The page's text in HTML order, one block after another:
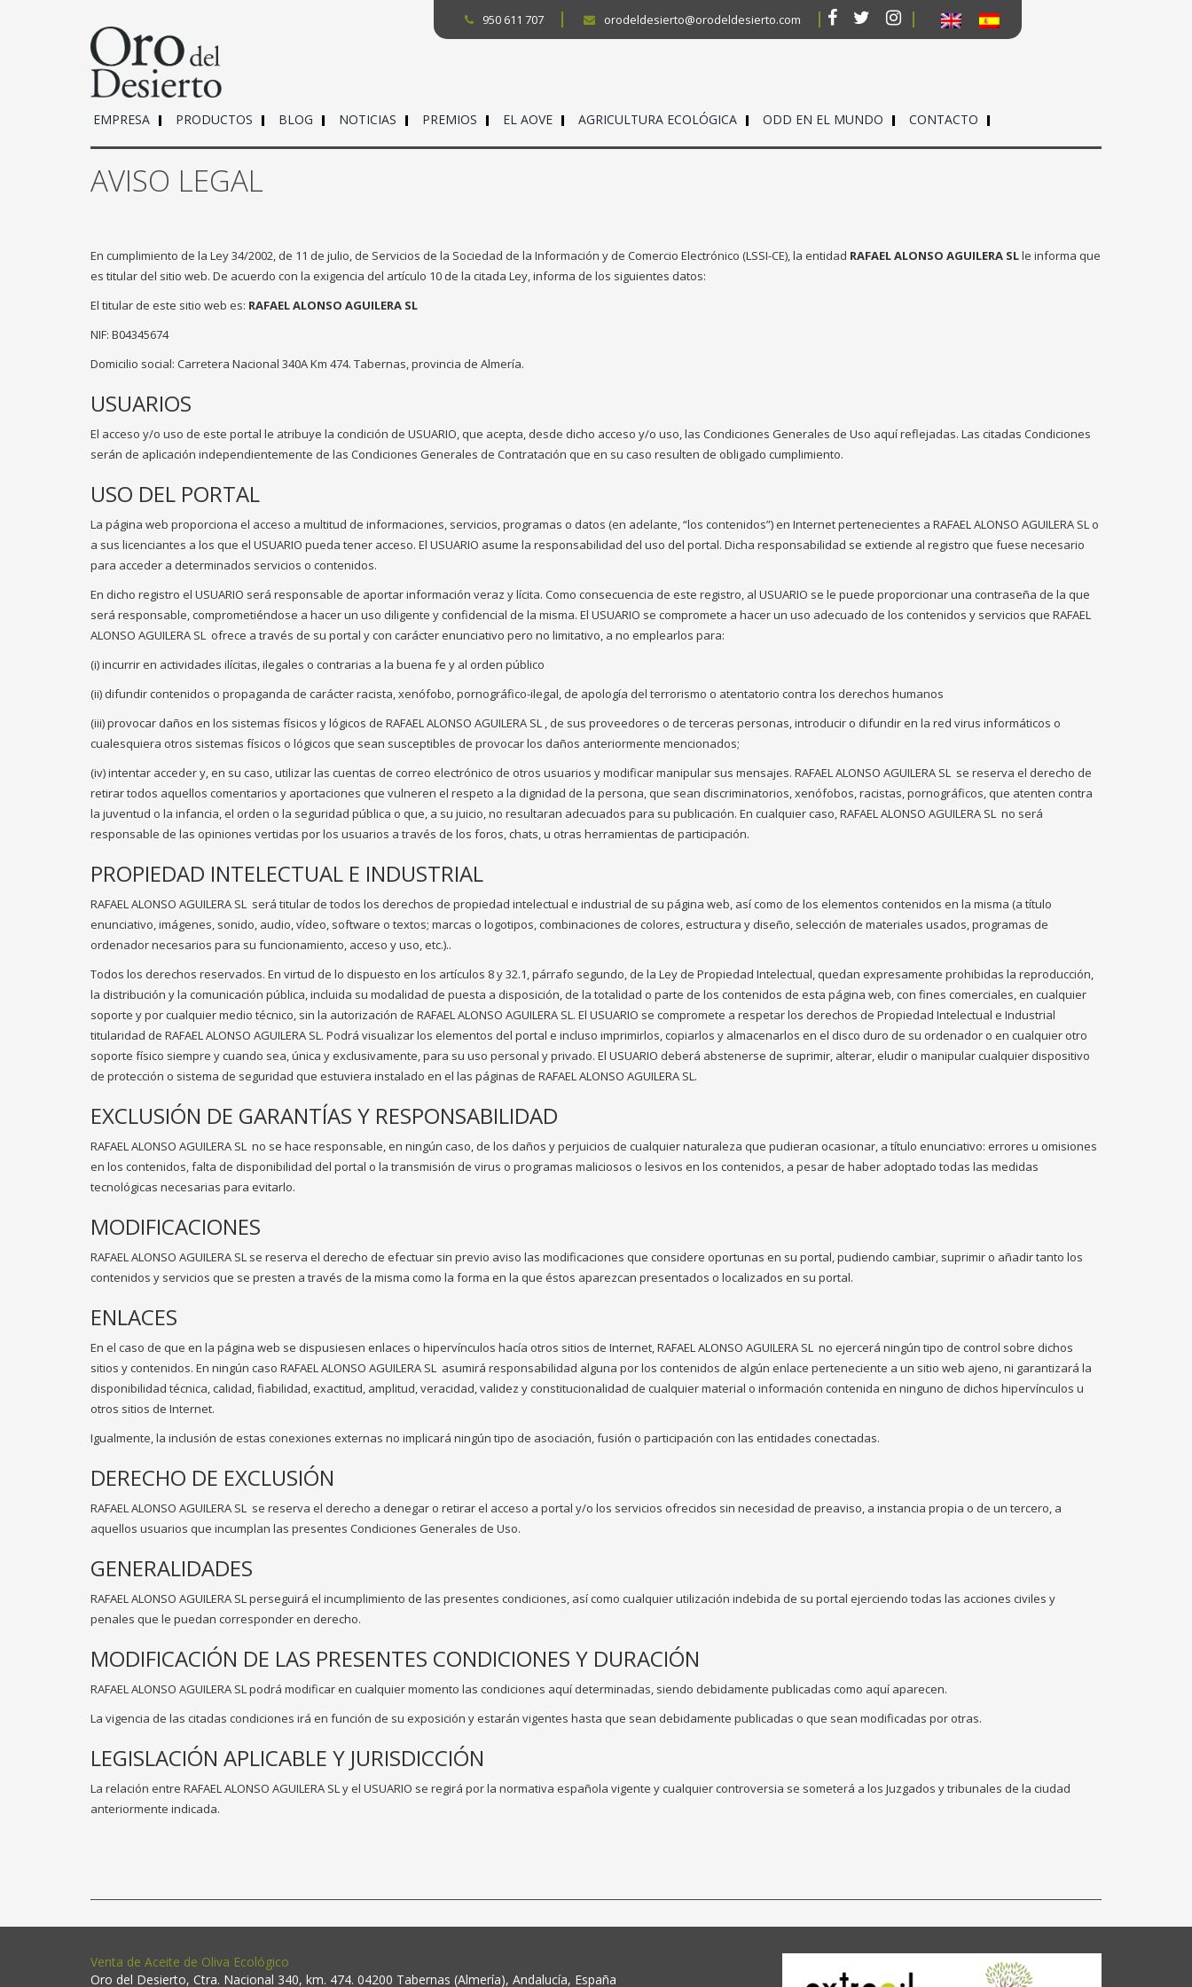
950 611 707 orodeldesierto@orodeldesierto.com
EMPRESA PRODUCTOS BLOG NOTICIAS PREMIOS EL AOVE AGRICULTURA ECOLÓGICA ODD EN EL MUNDO CONTACTO
AVISO LEGAL
En cumplimiento de la Ley 34/2002, de 11 de julio, de Servicios de la Sociedad de la Información y de Comercio Electrónico (LSSI-CE), la entidad RAFAEL ALONSO AGUILERA SLle informa que
es titular del sitio web. De acuerdo con la exigencia del artículo 10 de la citada Ley, informa de los siguientes datos:
El titular de este sitio web es: RAFAEL ALONSO AGUILERA SL
NIF: B04345674
Domicilio social: Carretera Nacional 340A Km 474. Tabernas, provincia de Almería.
USUARIOS
El acceso y/o uso de este portal le atribuye la condición de USUARIO, que acepta, desde dicho acceso y/o uso, las Condiciones Generales de Uso aquí reflejadas. Las citadas Condiciones
serán de aplicación independientemente de las Condiciones Generales de Contratación que en su caso resulten de obligado cumplimiento.
USO DEL PORTAL
La página web proporciona el acceso a multitud de informaciones, servicios, programas o datos (en adelante, “los contenidos”) en Internet pertenecientes a RAFAEL ALONSO AGUILERA SL o
a sus licenciantes a los que el USUARIO pueda tener acceso. El USUARIO asume la responsabilidad del uso del portal. Dicha responsabilidad se extiende al registro que fuese necesario
para acceder a determinados servicios o contenidos.
En dicho registro el USUARIO será responsable de aportar información veraz y lícita. Como consecuencia de este registro, al USUARIO se le puede proporcionar una contraseña de la que
será responsable, comprometiéndose a hacer un uso diligente y confidencial de la misma. El USUARIO se compromete a hacer un uso adecuado de los contenidos y servicios que RAFAEL
ALONSO AGUILERA SL ofrece a través de su portal y con carácter enunciativo pero no limitativo, a no emplearlos para:
(i) incurrir en actividades ilícitas, ilegales o contrarias a la buena fe y al orden público
(ii) difundir contenidos o propaganda de carácter racista, xenófobo, pornográfico-ilegal, de apología del terrorismo o atentatorio contra los derechos humanos
(iii) provocar daños en los sistemas físicos y lógicos de RAFAEL ALONSO AGUILERA SL , de sus proveedores o de terceras personas, introducir o difundir en la red virus informáticos o
cualesquiera otros sistemas físicos o lógicos que sean susceptibles de provocar los daños anteriormente mencionados;
(iv) intentar acceder y, en su caso, utilizar las cuentas de correo electrónico de otros usuarios y modificar manipular sus mensajes. RAFAEL ALONSO AGUILERA SL se reserva el derecho de
retirar todos aquellos comentarios y aportaciones que vulneren el respeto a la dignidad de la persona, que sean discriminatorios, xenófobos, racistas, pornográficos, que atenten contra
la juventud o la infancia, el orden o la seguridad pública o que, a su juicio, no resultaran adecuados para su publicación. En cualquier caso, RAFAEL ALONSO AGUILERA SL no será
responsable de las opiniones vertidas por los usuarios a través de los foros, chats, u otras herramientas de participación.
PROPIEDAD INTELECTUAL E INDUSTRIAL
RAFAEL ALONSO AGUILERA SL será titular de todos los derechos de propiedad intelectual e industrial de su página web, así como de los elementos contenidos en la misma (a título
enunciativo, imágenes, sonido, audio, vídeo, software o textos; marcas o logotipos, combinaciones de colores, estructura y diseño, selección de materiales usados, programas de
ordenador necesarios para su funcionamiento, acceso y uso, etc.)..
Todos los derechos reservados. En virtud de lo dispuesto en los artículos 8 y 32.1, párrafo segundo, de la Ley de Propiedad Intelectual, quedan expresamente prohibidas la reproducción,
la distribución y la comunicación pública, incluida su modalidad de puesta a disposición, de la totalidad o parte de los contenidos de esta página web, con fines comerciales, en cualquier
soporte y por cualquier medio técnico, sin la autorización de RAFAEL ALONSO AGUILERA SL. El USUARIO se compromete a respetar los derechos de Propiedad Intelectual e Industrial
titularidad de RAFAEL ALONSO AGUILERA SL. Podrá visualizar los elementos del portal e incluso imprimirlos, copiarlos y almacenarlos en el disco duro de su ordenador o en cualquier otro
soporte físico siempre y cuando sea, única y exclusivamente, para su uso personal y privado. El USUARIO deberá abstenerse de suprimir, alterar, eludir o manipular cualquier dispositivo
de protección o sistema de seguridad que estuviera instalado en el las páginas de RAFAEL ALONSO AGUILERA SL.
EXCLUSIÓN DE GARANTÍAS Y RESPONSABILIDAD
RAFAEL ALONSO AGUILERA SL no se hace responsable, en ningún caso, de los daños y perjuicios de cualquier naturaleza que pudieran ocasionar, a título enunciativo: errores u omisiones
en los contenidos, falta de disponibilidad del portal o la transmisión de virus o programas maliciosos o lesivos en los contenidos, a pesar de haber adoptado todas las medidas
tecnológicas necesarias para evitarlo.
MODIFICACIONES
RAFAEL ALONSO AGUILERA SL se reserva el derecho de efectuar sin previo aviso las modificaciones que considere oportunas en su portal, pudiendo cambiar, suprimir o añadir tanto los
contenidos y servicios que se presten a través de la misma como la forma en la que éstos aparezcan presentados o localizados en su portal.
ENLACES
En el caso de que en la página web se dispusiesen enlaces o hipervínculos hacía otros sitios de Internet, RAFAEL ALONSO AGUILERA SL no ejercerá ningún tipo de control sobre dichos
sitios y contenidos. En ningún caso RAFAEL ALONSO AGUILERA SL asumirá responsabilidad alguna por los contenidos de algún enlace perteneciente a un sitio web ajeno, ni garantizará la
disponibilidad técnica, calidad, fiabilidad, exactitud, amplitud, veracidad, validez y constitucionalidad de cualquier material o información contenida en ninguno de dichos hipervínculos u
otros sitios de Internet.
Igualmente, la inclusión de estas conexiones externas no implicará ningún tipo de asociación, fusión o participación con las entidades conectadas.
DERECHO DE EXCLUSIÓN
RAFAEL ALONSO AGUILERA SL se reserva el derecho a denegar o retirar el acceso a portal y/o los servicios ofrecidos sin necesidad de preaviso, a instancia propia o de un tercero, a
aquellos usuarios que incumplan las presentes Condiciones Generales de Uso.
GENERALIDADES
RAFAEL ALONSO AGUILERA SL perseguirá el incumplimiento de las presentes condiciones, así como cualquier utilización indebida de su portal ejerciendo todas las acciones civiles y
penales que le puedan corresponder en derecho.
MODIFICACIÓN DE LAS PRESENTES CONDICIONES Y DURACIÓN
RAFAEL ALONSO AGUILERA SL podrá modificar en cualquier momento las condiciones aquí determinadas, siendo debidamente publicadas como aquí aparecen.
La vigencia de las citadas condiciones irá en función de su exposición y estarán vigentes hasta que sean debidamente publicadas o que sean modificadas por otras.
LEGISLACIÓN APLICABLE Y JURISDICCIÓN
La relación entre RAFAEL ALONSO AGUILERA SL y el USUARIO se regirá por la normativa española vigente y cualquier controversia se someterá a los Juzgados y tribunales de la ciudad
anteriormente indicada.
Venta de Aceite de Oliva Ecológico
Oro del Desierto, Ctra. Nacional 340, km. 474. 04200 Tabernas (Almería), Andalucía, España